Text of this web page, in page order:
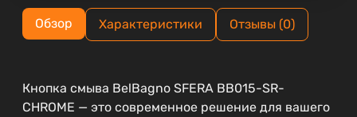
Обзор Характеристики Отзывы (0)
Кнопка смыва BelBagno SFERA BB015-SR-
CHROME — это современное решение для вашего